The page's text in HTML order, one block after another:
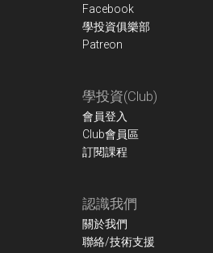
Facebook
學投資俱樂部
Patreon
學投資(Club)
會員登入
Club會員區
訂閱課程
認識我們
關於我們
聯絡/技術支援